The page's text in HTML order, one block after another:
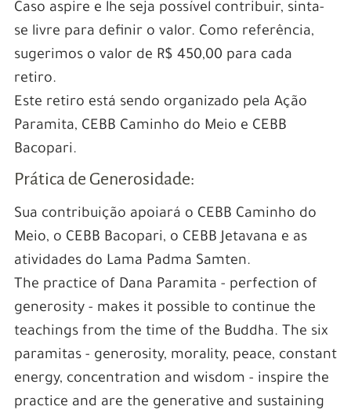
Caso aspire e lhe seja possível contribuir, sinta-
se livre para definir o valor. Como referência,
sugerimos o valor de R$ 450,00 para cada
retiro.
Este retiro está sendo organizado pela Ação
Paramita, CEBB Caminho do Meio e CEBB
Bacopari.
Prática de Generosidade:
Sua contribuição apoiará o CEBB Caminho do
Meio, o CEBB Bacopari, o CEBB Jetavana e as
atividades do Lama Padma Samten.
The practice of Dana Paramita - perfection of
generosity - makes it possible to continue the
teachings from the time of the Buddha. The six
paramitas - generosity, morality, peace, constant
energy, concentration and wisdom - inspire the
practice and are the generative and sustaining